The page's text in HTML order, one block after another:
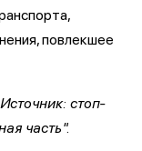
повлекшее
стоп-
часть".